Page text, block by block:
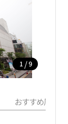
1 / 9
おすすめ周辺